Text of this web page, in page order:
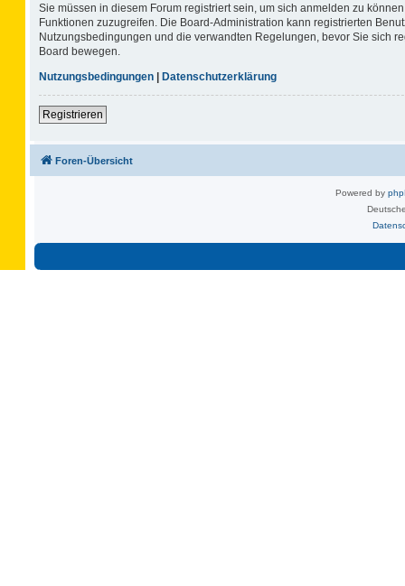
Sie müssen in diesem Forum registriert sein, um sich anmelden zu
Funktionen zuzugreifen. Die Board-Administration kann registrierten
Nutzungsbedingungen und die verwandten Regelungen, bevor Sie sich
Board bewegen.
Nutzungsbedingungen | Datenschutzerklärung
Registrieren
Foren-Übersicht
Powered by